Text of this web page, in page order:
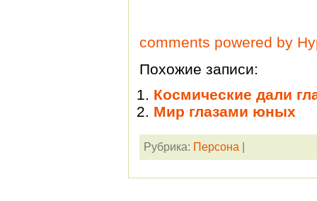
comments powered by
Похожие записи:
Космические дали
Мир глазами юных
Рубрика: Персона